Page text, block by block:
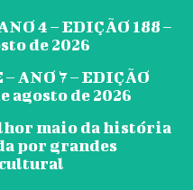
4 – EDIÇÃO 188 –
de 2026
ANO 7 – EDIÇÃO
agosto de 2026
maio da história
por grandes
cultural